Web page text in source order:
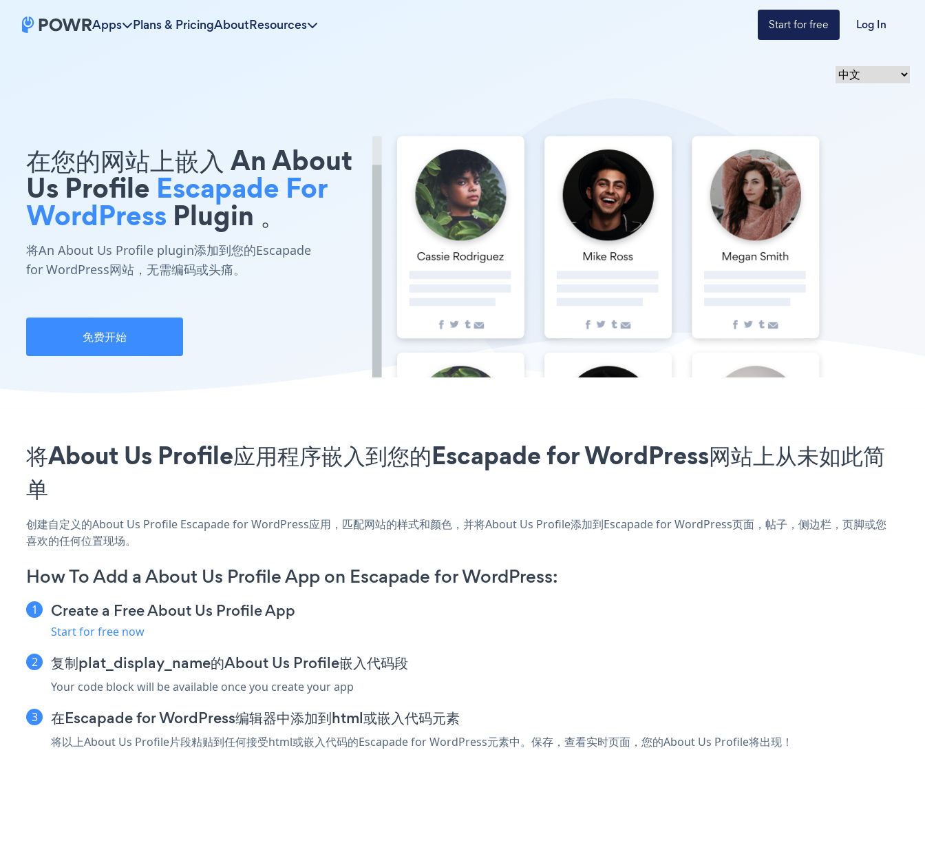
Apps Plans & PricingAboutResources Start for free Log In
在您的网站上嵌入 An About
Us Profile Escapade For
WordPress Plugin 。
将An About Us Profile plugin添加到您的Escapade
for WordPress网站，无需编码或头痛。
免费开始
将About Us Profile应用程序嵌入到您的Escapade for WordPress网站上从未如此简
单
创建自定义的About Us Profile Escapade for WordPress应用，匹配网站的样式和颜色，并将About Us Profile添加到Escapade for WordPress页面，帖子，侧边栏，页脚或您
喜欢的任何位置现场。
How To Add a About Us Profile App on Escapade for WordPress:
Create a Free About Us Profile App
Start for free now
复制plat_display_name的About Us Profile嵌入代码段
Your code block will be available once you create your app
在Escapade for WordPress编辑器中添加到html或嵌入代码元素
将以上About Us Profile片段粘贴到任何接受html或嵌入代码的Escapade for WordPress元素中。保存，查看实时页面，您的About Us Profile将出现！